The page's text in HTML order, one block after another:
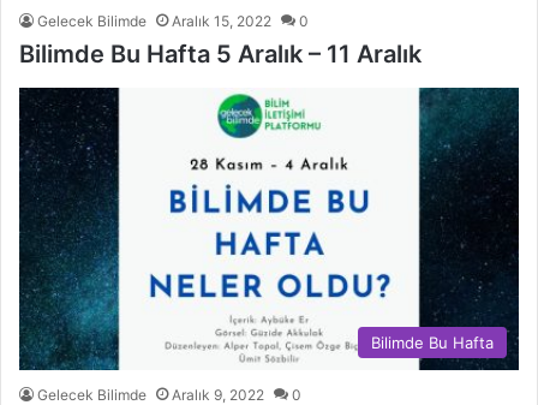
Gelecek Bilimde Aralık 15, 2022 0
Bilimde Bu Hafta 5 Aralık – 11 Aralık
Bilimde Bu Hafta
Gelecek Bilimde Aralık 9, 2022 0